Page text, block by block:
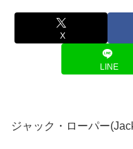
X
LINE
ジャック・ローパー